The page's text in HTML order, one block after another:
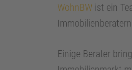
WohnBW ist ein
Einige Berater